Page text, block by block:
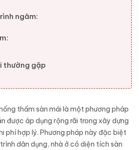
ngâm:
thường gặp
thấm sàn mái là một phương pháp
được áp dụng rộng rãi trong xây dựng
phí hợp lý. Phương pháp này đặc biệt
dân dụng, nhà ở có diện tích sàn